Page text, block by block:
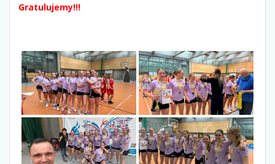
Gratulujemy!!!